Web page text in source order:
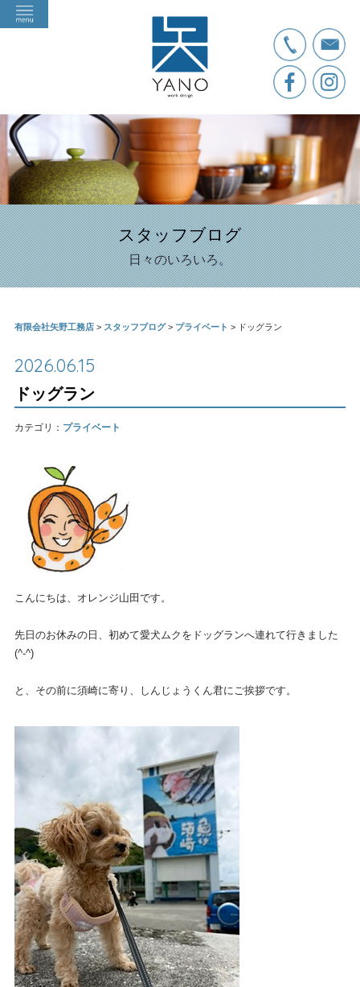
スタッフブログ
日々のいろいろ。
有限会社矢野工務店> スタッフブログ> プライベート > ドッグラン
2026.06.15
ドッグラン
カテゴリ： プライベート
こんにちは、オレンジ山田です。
先日のお休みの日、初めて愛犬ムクをドッグランへ連れて行きました
(^-^)
と、その前に須崎に寄り、しんじょうくん君にご挨拶です。